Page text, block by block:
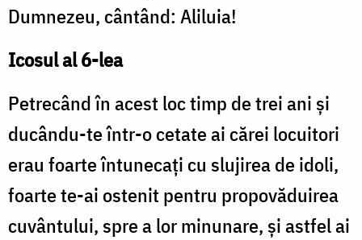
Dumnezeu, cântând: Aliluia!
Icosul al 6-lea
Petrecând în acest loc timp de trei ani şi
ducându-te într-o cetate ai cărei locuitori
erau foarte întunecaţi cu slujirea de idoli,
foarte te-ai ostenit pentru propovăduirea
cuvântului, spre a lor minunare, şi astfel ai